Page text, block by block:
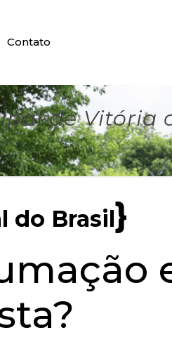
Contato
de Vitória
do Brasil}